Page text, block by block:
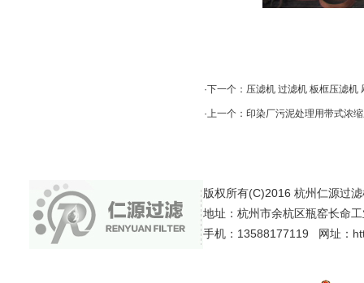
·下一个： 压滤机 过滤机 板框压滤机
·上一个： 印染厂污泥处理用带式浓
版权所有(C)2016 杭州仁源过
地址：杭州市余杭区瓶窑长命
手机：13588177119 网址：